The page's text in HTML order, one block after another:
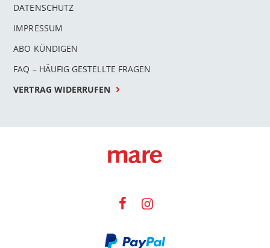
DATENSCHUTZ
IMPRESSUM
ABO KÜNDIGEN
FAQ – HÄUFIG GESTELLTE FRAGEN
VERTRAG WIDERRUFEN